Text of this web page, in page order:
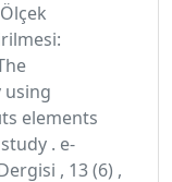
using
elements
. e-
, 13 (6) ,